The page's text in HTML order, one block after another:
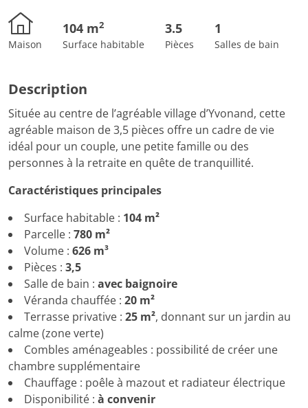
Maison
104 m2
Surface habitable
3.5
Pièces
1
Salles de bain
Description
Située au centre de l’agréable village d’Yvonand, cette
agréable maison de 3,5 pièces offre un cadre de vie
idéal pour un couple, une petite famille ou des
personnes à la retraite en quête de tranquillité.
Caractéristiques principales
Surface habitable : 104 m²
Parcelle : 780 m²
Volume : 626 m³
Pièces : 3,5
Salle de bain : avec baignoire
Véranda chauffée : 20 m²
Terrasse privative : 25 m², donnant sur un jardin au
calme (zone verte)
Combles aménageables : possibilité de créer une
chambre supplémentaire
Chauffage : poêle à mazout et radiateur électrique
Disponibilité : à convenir